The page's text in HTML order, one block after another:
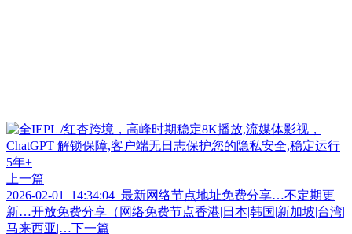
上一篇
2026-02-01_14:34:04_最新网络节点地址免费分享…不定期更
新…开放免费分享（网络免费节点香港|日本|韩国|新加坡|台湾|
马来西亚|… 下一篇